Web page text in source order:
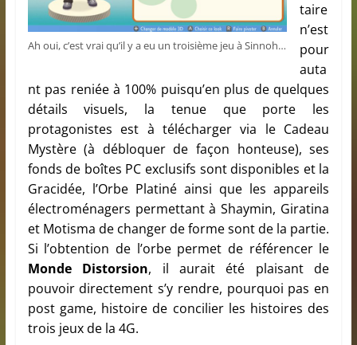
Ah oui, c’est vrai qu’il y a eu un troisième jeu à Sinnoh…
taire
n’est
pour
auta
nt pas reniée à 100% puisqu’en plus de quelques
détails visuels, la tenue que porte les
protagonistes est à télécharger via le Cadeau
Mystère (à débloquer de façon honteuse), ses
fonds de boîtes PC exclusifs sont disponibles et la
Gracidée, l’Orbe Platiné ainsi que les appareils
électroménagers permettant à Shaymin, Giratina
et Motisma de changer de forme sont de la partie.
Si l’obtention de l’orbe permet de référencer le
Monde Distorsion, il aurait été plaisant de
pouvoir directement s’y rendre, pourquoi pas en
post game, histoire de concilier les histoires des
trois jeux de la 4G.